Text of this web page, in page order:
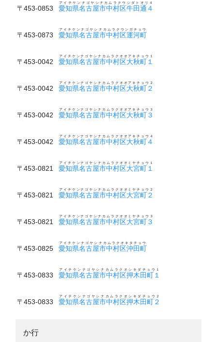
〒453-0853 愛知県名古屋市中村区牛田通４
アイチケンナゴヤシナカムラクウシダトオリ４
〒453-0873 愛知県名古屋市中村区運河町
アイチケンナゴヤシナカムラクウンガチョウ
〒453-0042 愛知県名古屋市中村区大秋町１
アイチケンナゴヤシナカムラクオオアキチョウ１
〒453-0042 愛知県名古屋市中村区大秋町２
アイチケンナゴヤシナカムラクオオアキチョウ２
〒453-0042 愛知県名古屋市中村区大秋町３
アイチケンナゴヤシナカムラクオオアキチョウ３
〒453-0042 愛知県名古屋市中村区大秋町４
アイチケンナゴヤシナカムラクオオアキチョウ４
〒453-0821 愛知県名古屋市中村区大宮町１
アイチケンナゴヤシナカムラクオオミヤチョウ１
〒453-0821 愛知県名古屋市中村区大宮町２
アイチケンナゴヤシナカムラクオオミヤチョウ２
〒453-0821 愛知県名古屋市中村区大宮町３
アイチケンナゴヤシナカムラクオオミヤチョウ３
〒453-0825 愛知県名古屋市中村区沖田町
アイチケンナゴヤシナカムラクオキタチョウ
〒453-0833 愛知県名古屋市中村区押木田町１
アイチケンナゴヤシナカムラクオシキダチョウ１
〒453-0833 愛知県名古屋市中村区押木田町２
アイチケンナゴヤシナカムラクオシキダチョウ２
か行